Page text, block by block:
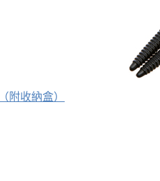
附收納盒）